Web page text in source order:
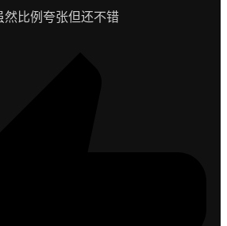
然比例夸张但还不错